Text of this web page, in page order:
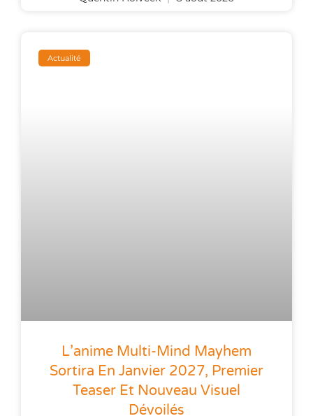
Actualité
L’anime Multi-Mind Mayhem
Sortira En Janvier 2027, Premier
Teaser Et Nouveau Visuel
Dévoilés